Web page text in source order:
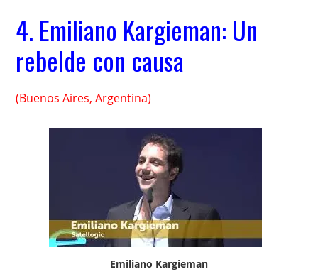
4. Emiliano Kargieman: Un
rebelde con causa
(Buenos Aires, Argentina)
Emiliano Kargieman